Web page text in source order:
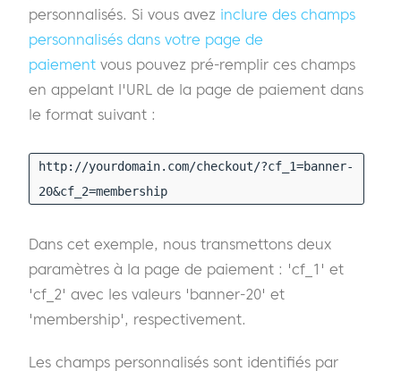
personnalisés. Si vous avez inclure des champs
personnalisés dans votre page de
paiement vous pouvez pré-remplir ces champs
en appelant l'URL de la page de paiement dans
le format suivant :
http://yourdomain.com/checkout/?cf_1=banner-
20&cf_2=membership
Dans cet exemple, nous transmettons deux
paramètres à la page de paiement : 'cf_1' et
'cf_2' avec les valeurs 'banner-20' et
'membership', respectivement.
Les champs personnalisés sont identifiés par